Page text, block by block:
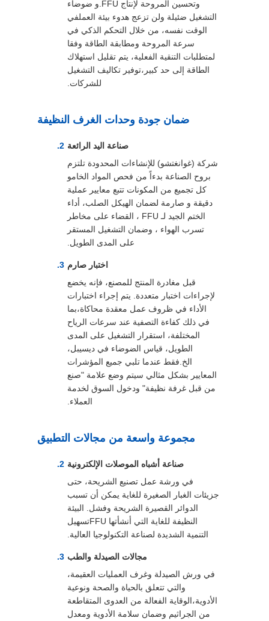
وتحسين المروحة لإنتاج FFU.و ضوضاء
التشغيل ضئيلة ولن تزعج هدوء بيئة العملفي
الوقت نفسه، من خلال التحكم الذكي في
سرعة المروحة ومطابقة الطاقة وفقا
لمتطلبات التنقية الفعلية، يتم تقليل استهلاك
الطاقة إلى حد كبير،توفير تكاليف التشغيل
للشركات.
ضمان جودة وحدات الغرف النظيفة
صناعة اليد الرائعة
شركة (غوانغتشو) للإنشاءات المحدودة تلتزم
بروح الصناعة بدءاً من فحص المواد الخامو
كل تجميع من المكونات تتبع معايير عملية
دقيقة و صارمة لضمان الهيكل الصلب، أداء
الختم الجيد لـ FFU ، القضاء على مخاطر
تسرب الهواء ، وضمان التشغيل المستقر
على المدى الطويل.
اختبار صارم
قبل مغادرة المنتج للمصنع، فإنه يخضع
لإجراءات اختبار متعددة. يتم إجراء اختبارات
الأداء في ظروف عمل معقدة محاكاة،بما
في ذلك كفاءة التصفية عند سرعات الرياح
المختلفة، استقرار التشغيل على المدى
الطويل، قياس الضوضاء في ديسيبل،
الخ.فقط عندما تلبي جميع المؤشرات
المعايير بشكل مثالي سيتم وضع علامة "صنع
من قبل غرفة نظيفة" ودخول السوق لخدمة
العملاء.
مجموعة واسعة من مجالات التطبيق
صناعة أشباه الموصلات الإلكترونية
في ورشة عمل تصنيع الشريحة، حتى
جزيئات الغبار الصغيرة للغاية يمكن أن تسبب
الدوائر القصيرة الشريحة وفشل. البيئة
النظيفة للغاية التي أنشأتها FFUتسهيل
التنمية الشديدة لصناعة التكنولوجيا العالية.
مجالات الصيدلة والطب
في ورش الصيدلة وغرف العمليات العقيمة،
والتي تتعلق بالحياة والصحة ونوعية
الأدوية،الوقاية الفعالة من العدوى المتقاطعة
من الجراثيم وضمان سلامة الأدوية ومعدل